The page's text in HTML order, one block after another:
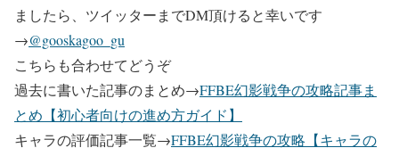
ましたら、ツイッターまでDM頂けると幸いです
→@gooskagoo_gu
こちらも合わせてどうぞ
過去に書いた記事のまとめ→FFBE幻影戦争の攻略記事ま
とめ【初心者向けの進め方ガイド】
キャラの評価記事一覧→FFBE幻影戦争の攻略【キャラの